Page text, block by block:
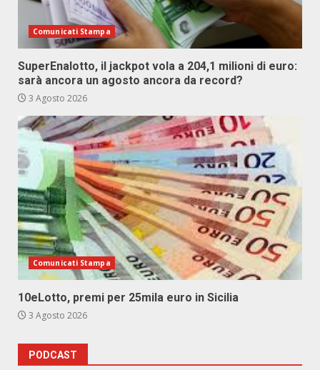
Comunicati Stampa
SuperEnalotto, il jackpot vola a 204,1 milioni di euro:
sarà ancora un agosto ancora da record?
3 Agosto 2026
Comunicati Stampa
10eLotto, premi per 25mila euro in Sicilia
3 Agosto 2026
PODCAST